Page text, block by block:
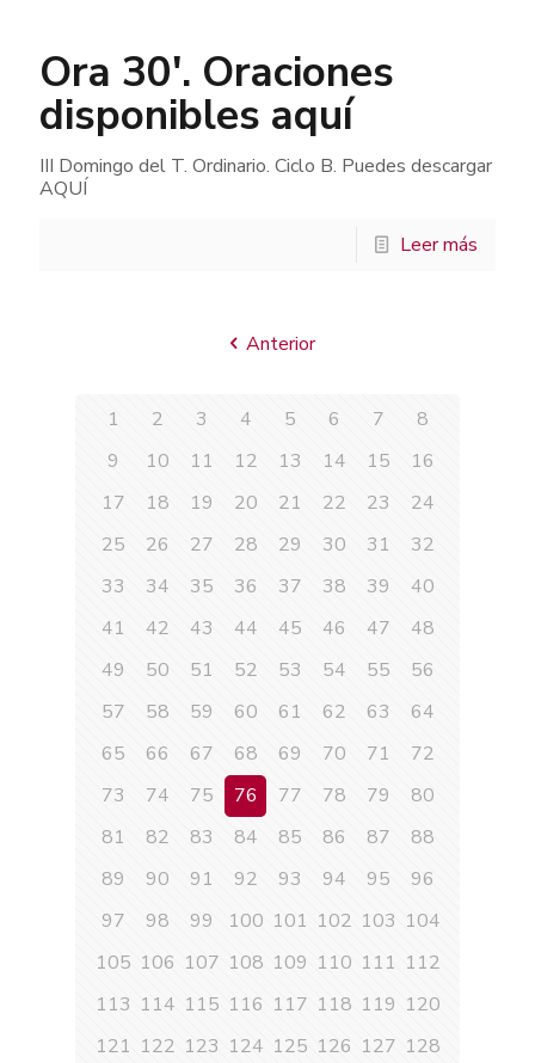
Ora 30′. Oraciones
disponibles aquí
III Domingo del T. Ordinario. Ciclo B. Puedes descargar
AQUÍ
Leer más
Anterior
1 2 3 4 5 6 7
8
9
10 11 12 13 14 15
16
17
18 19 20 21 22 23
24
25
26 27 28 29 30 31
32
33
34 35 36 37 38 39
40
41
42 43 44 45 46 47
48
49
50 51 52 53 54 55
56
57
58 59 60 61 62 63
64
65
66 67 68 69 70 71
72
73
74 75 76 77 78 79
80
81
82 83 84 85 86 87
88
89
90 91 92 93 94 95
96
97
98 99 100 101 102 103 104
105 106 107 108 109 110 111 112
113 114 115 116 117 118 119 120
121 122 123 124 125 126 127 128